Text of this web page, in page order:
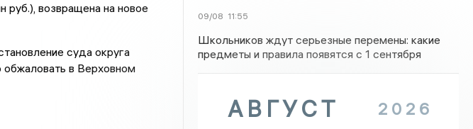
руб.), возвращена на новое
суда округа
в Верховном
09/08 11:55
Школьников ждут серьезные перемены: какие
предметы и правила появятся с 1 сентября
АВГУСТ 2026